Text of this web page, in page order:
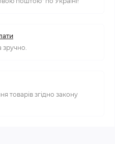
зручно.
товарів згідно закону